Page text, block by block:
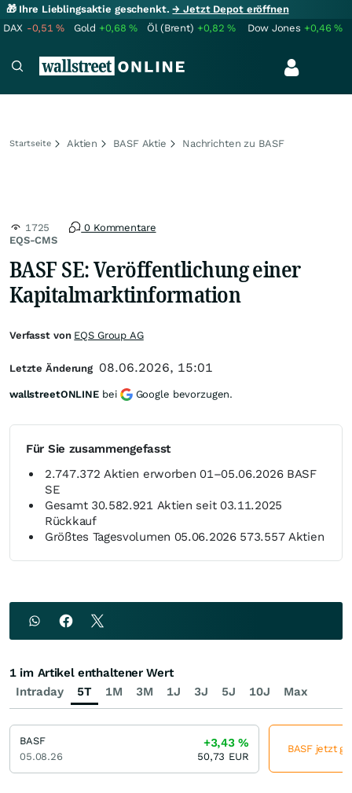
🎁 Ihre Lieblingsaktie geschenkt.→ Jetzt Depot eröffnen
DAX -0,51% Gold +0,68% Öl (Brent) +0,82% Dow Jones +0,46%
Startseite Aktien BASF Aktie Nachrichten zu BASF
EQS-CMS
1725 0 Kommentare
BASF SE: Veröffentlichung einer
Kapitalmarktinformation
Für Sie zusammengefasst
2.747.372 Aktien erworben 01–05.06.2026 BASF
SE
Gesamt 30.582.921 Aktien seit 03.11.2025
Rückkauf
Größtes Tagesvolumen 05.06.2026 573.557 Aktien
Verfasst von EQS Group AG
Letzte Änderung 08.06.2026, 15:01
wallstreetONLINE bei Google bevorzugen.
Intraday 5T 1M 3M 1J 3J 5J 10J Max
1 im Artikel enthaltener Wert
BASF
05.08.26
+3,43%
50,73 EUR
BASF jetzt